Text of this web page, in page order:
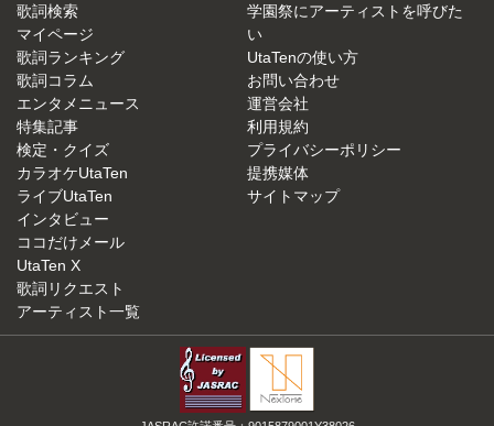
歌詞検索
マイページ
歌詞ランキング
歌詞コラム
エンタメニュース
特集記事
検定・クイズ
カラオケUtaTen
ライブUtaTen
インタビュー
ココだけメール
UtaTen X
歌詞リクエスト
アーティスト一覧
学園祭にアーティストを呼びた
い
UtaTenの使い方
お問い合わせ
運営会社
利用規約
プライバシーポリシー
提携媒体
サイトマップ